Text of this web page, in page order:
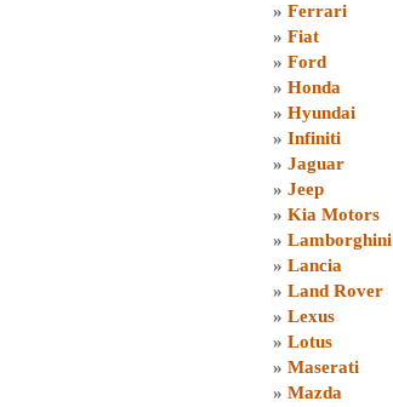
» Ferrari
» Fiat
» Ford
» Honda
» Hyundai
» Infiniti
» Jaguar
» Jeep
» Kia Motors
» Lamborghini
» Lancia
» Land Rover
» Lexus
» Lotus
» Maserati
» Mazda